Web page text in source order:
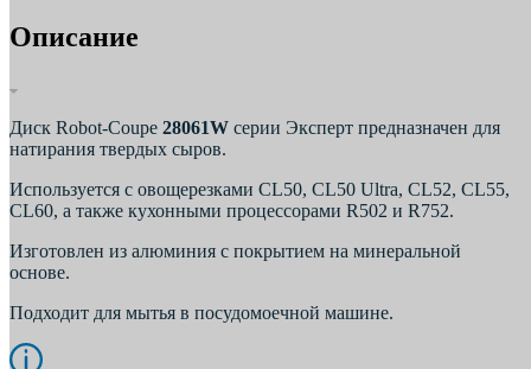
Описание
Диск Robot-Coupe 28061W серии Эксперт предназначен для
натирания твердых сыров.
Используется с овощерезками CL50, CL50 Ultra, CL52, CL55,
CL60, а также кухонными процессорами R502 и R752.
Изготовлен из алюминия с покрытием на минеральной
основе.
Подходит для мытья в посудомоечной машине.